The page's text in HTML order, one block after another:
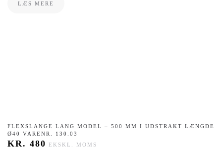
LÆS MERE
FLEXSLANGE ​LANG MODEL – 500 MM I UDSTRAKT LÆNGDE
Ø40 VARENR. 130.03
KR. 480 EKSKL. MOMS